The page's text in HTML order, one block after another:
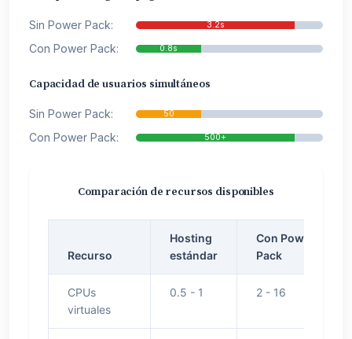
Sin Power Pack: 3.2s
Con Power Pack: 0.8s
Capacidad de usuarios simultáneos
Sin Power Pack: 50
Con Power Pack: 500+
Comparación de recursos disponibles
Recurso
Hosting
estándar
Con Power
Pack
CPUs
virtuales
0.5 - 1 2 - 16